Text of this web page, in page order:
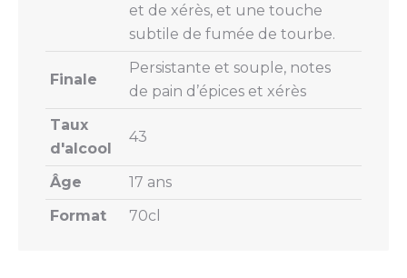
et de xérès, et une touche
subtile de fumée de tourbe.
Finale
Persistante et souple, notes
de pain d’épices et xérès
Taux
d'alcool
43
Âge
17 ans
Format
70cl